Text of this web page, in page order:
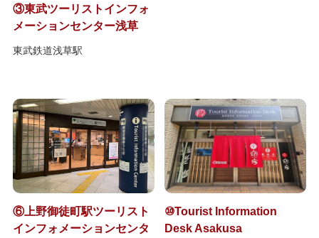
③東武ツーリストインフォ
メーションセンター浅草
東武鉄道浅草駅
⑥上野御徒町駅ツーリスト
インフォメーションセンタ
⑩Tourist Information
Desk Asakusa